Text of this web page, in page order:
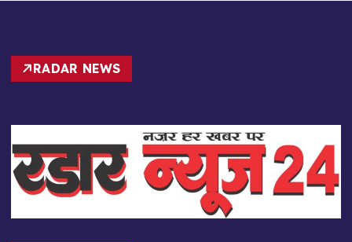
RADAR NEWS